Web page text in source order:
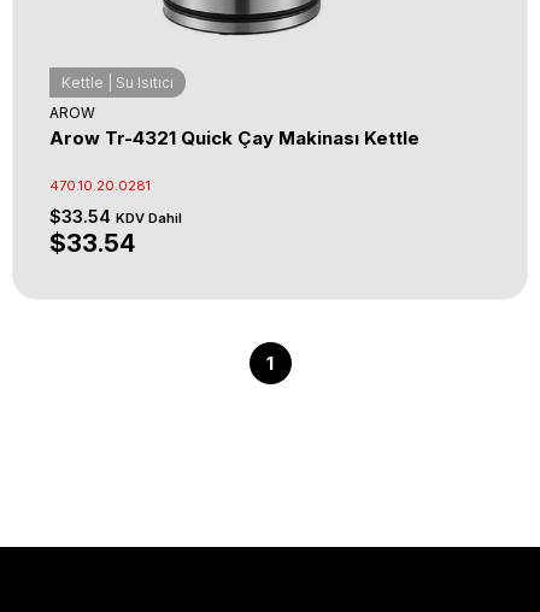
Kettle | Su Isıtıcı
AROW
Arow Tr-4321 Quick Çay Makinası Kettle
470.10.20.0281
$33.54 KDV Dahil
$33.54
1